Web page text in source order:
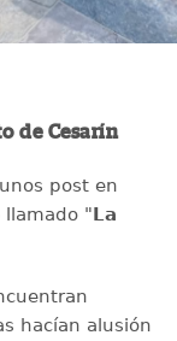
de Cesarín
post en
llamado "La
hacían alusión